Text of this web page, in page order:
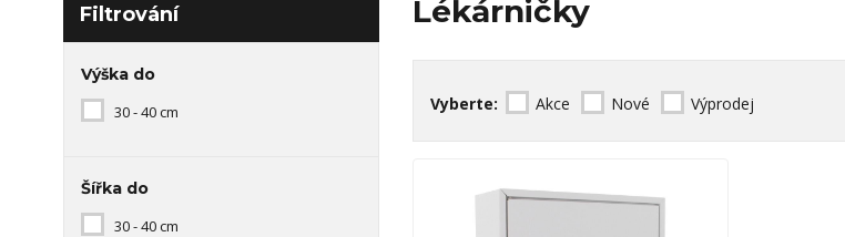
Filtrování
Výška do
30 - 40 cm
Šířka do
30 - 40 cm
Lékárničky
Vyberte: Akce Nové Výprodej